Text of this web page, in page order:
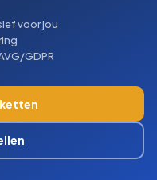
voor jou
GDPR